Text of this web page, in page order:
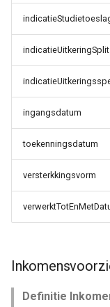
ingangsdatum
toekenningsdatum
versterkkingsvorm
Definitie